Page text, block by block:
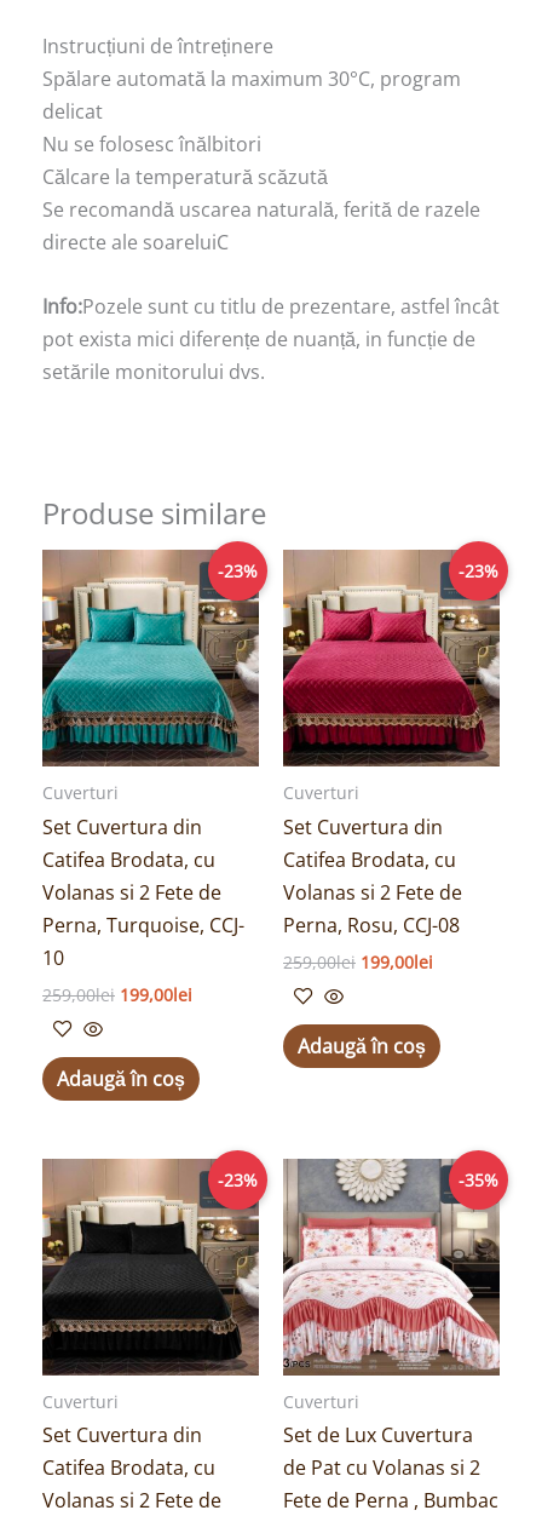
Instrucțiuni de întreținere
Spălare automată la maximum 30°C, program
delicat
Nu se folosesc înălbitori
Călcare la temperatură scăzută
Se recomandă uscarea naturală, ferită de razele
directe ale soareluiC
Info:Pozele sunt cu titlu de prezentare, astfel încât
pot exista mici diferențe de nuanță, in funcție de
setările monitorului dvs.
Produse similare
-23%
Cuverturi
Set Cuvertura din
Catifea Brodata, cu
Volanas si 2 Fete de
Perna, Turquoise, CCJ-
10
259,00lei
Prețul
inițial
a
fost:
259,00lei.
199,00lei
Prețul
curent
este:
199,00lei.
Adaugă în coș
-23%
Cuverturi
Set Cuvertura din
Catifea Brodata, cu
Volanas si 2 Fete de
Perna, Rosu, CCJ-08
259,00lei
inițial
a
fost:
259,00lei.
199,00lei
Prețul
curent
este:
199,00lei.
Adaugă în coș
-23%
Cuverturi
Set Cuvertura din
Catifea Brodata, cu
Volanas si 2 Fete de
a
fost:
259,00lei.
Prețul
curent
este:
199,00lei.
-35%
Cuverturi
Set de Lux Cuvertura
de Pat cu Volanas si 2
Fete de Perna , Bumbac
Prețul
inițial
a
fost:
259,00lei.
Prețul
curent
este:
169,00lei.